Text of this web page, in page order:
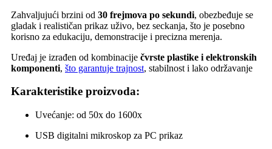
Zahvaljujući brzini od 30 frejmova po sekundi, obezbeđuje se
gladak i realističan prikaz uživo, bez seckanja, što je posebno
korisno za edukaciju, demonstracije i precizna merenja.
Uređaj je izrađen od kombinacije čvrste plastike i elektronskih
komponenti, što garantuje trajnost, stabilnost i lako održavanje
Karakteristike proizvoda:
Uvećanje: od 50x do 1600x
USB digitalni mikroskop za PC prikaz